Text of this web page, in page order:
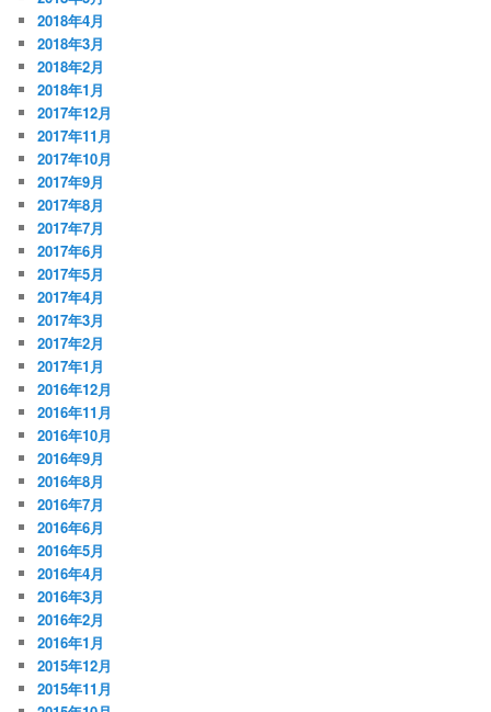
2018年4月
2018年3月
2018年2月
2018年1月
2017年12月
2017年11月
2017年10月
2017年9月
2017年8月
2017年7月
2017年6月
2017年5月
2017年4月
2017年3月
2017年2月
2017年1月
2016年12月
2016年11月
2016年10月
2016年9月
2016年8月
2016年7月
2016年6月
2016年5月
2016年4月
2016年3月
2016年2月
2016年1月
2015年12月
2015年11月